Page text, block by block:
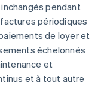
pendant
périodiques
de loyer et
échelonnés
et
et à tout autre